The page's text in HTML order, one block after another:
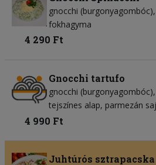
gnocchi (burgonyagombóc)
fokhagyma
4 290 Ft
Gnocchi tartufo
gnocchi (burgonyagombóc)
tejszínes alap parmezán
4 990 Ft
Juhtúrós sztrapacska